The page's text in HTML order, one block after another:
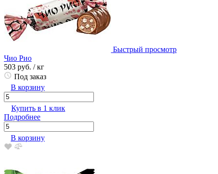
Быстрый просмотр
Чио Рио
503 руб. / кг
Под заказ
В корзину
Купить в 1 клик
Подробнее
В корзину